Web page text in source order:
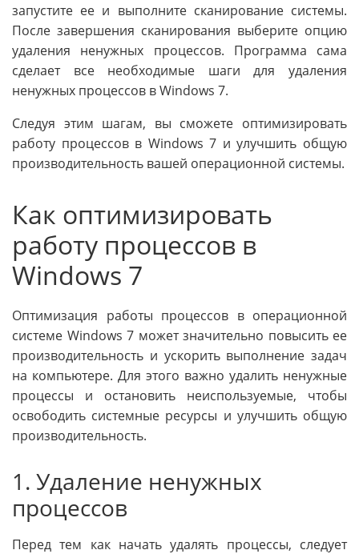
запустите ее и выполните сканирование системы.
После завершения сканирования выберите опцию
удаления ненужных процессов. Программа сама
сделает все необходимые шаги для удаления
ненужных процессов в Windows 7.
Следуя этим шагам, вы сможете оптимизировать
работу процессов в Windows 7 и улучшить общую
производительность вашей операционной системы.
Как оптимизировать
работу процессов в
Windows 7
Оптимизация работы процессов в операционной
системе Windows 7 может значительно повысить ее
производительность и ускорить выполнение задач
на компьютере. Для этого важно удалить ненужные
процессы и остановить неиспользуемые, чтобы
освободить системные ресурсы и улучшить общую
производительность.
1. Удаление ненужных
процессов
Перед тем как начать удалять процессы, следует